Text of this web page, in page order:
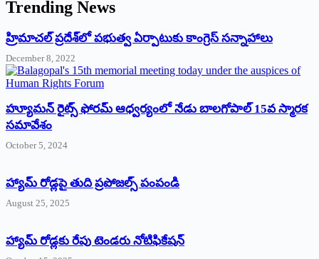
Trending News
‌హ్రిమాచల్‌ ‌ప్రదేశ్‌లో పభుత్వ ఏర్పాటుకు కాంగ్రెస్‌ ‌సన్నాహాలు
December 8, 2022
హ్యూమన్‌ రైట్స్‌ ఫోరమ్‌ ఆధ్వర్యంలో నేడు బాలగోపాల్‌ 15వ స్మారక
సమావేశం
October 5, 2024
హ్యామ్‌ రోడ్లపై తుది ప్రపోజల్స్‌ పంపండి
August 25, 2025
హ్యామ్‌ రోడ్లకు రేపు టెండరు నోటిఫికేషన్‌